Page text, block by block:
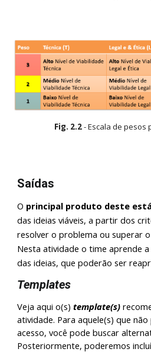
Fig. 2.2-Escala de pesos
Saídas
O principal produto deste
das ideias viáveis, a partir dos
resolver o problema ou superar
Nesta atividade o time aprende a
das ideias, que poderão ser
Templates
Veja aqui o(s)template(s)
atividade. Para aquele(s) que
acesso, você pode buscar
Posteriormente, poderemos